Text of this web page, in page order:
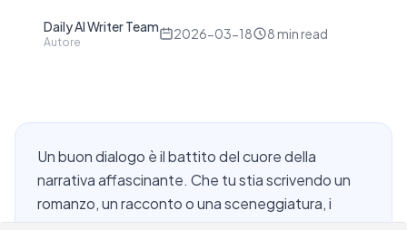
Daily AI Writer Team
Autore
2026-03-18 8 min read
Un buon dialogo è il battito del cuore della
narrativa affascinante. Che tu stia scrivendo un
romanzo, un racconto o una sceneggiatura, i